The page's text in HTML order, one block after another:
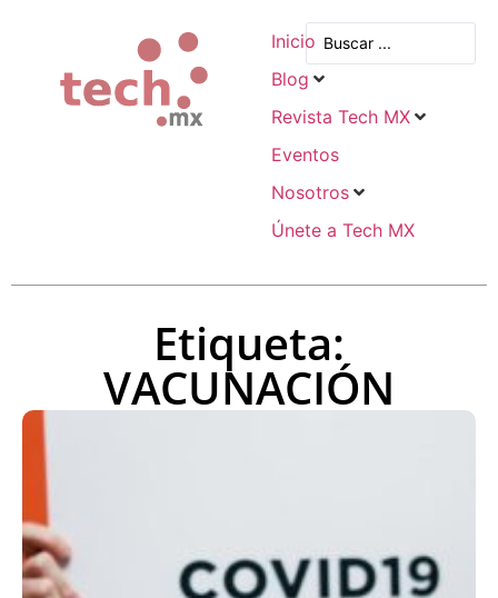
Inicio
Blog
Revista Tech MX
Eventos
Nosotros
Únete a Tech MX
Etiqueta:
VACUNACIÓN